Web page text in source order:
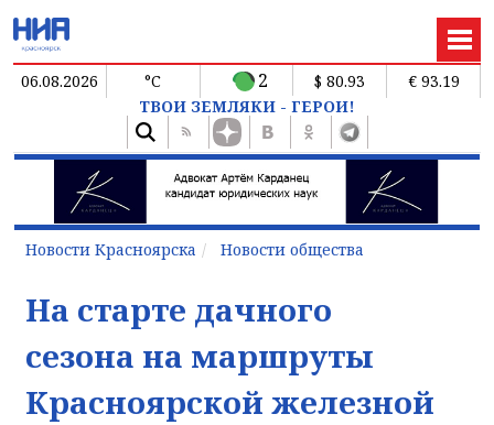
06.08.2026 °C 2 $ 80.93
€ 93.19
ТВОИ ЗЕМЛЯКИ - ГЕРОИ!
Новости Красноярска Новости общества
На старте дачного
сезона на маршруты
Красноярской железной